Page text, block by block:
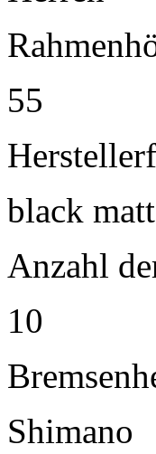
55
black matt
Anzahl
10
Shimano